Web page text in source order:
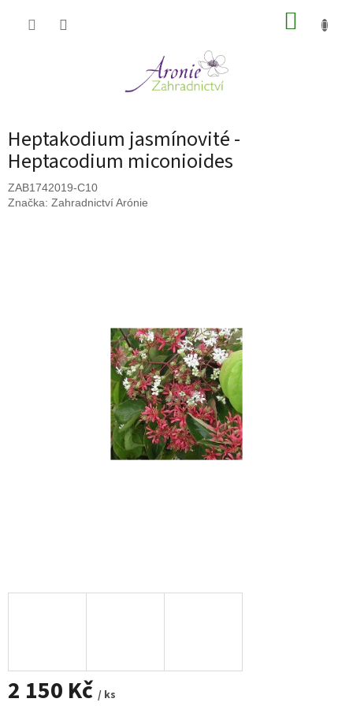
Heptakodium jasmínovité -
Heptacodium miconioides
ZAB1742019-C10
Značka: Zahradnictví Arónie
2 150 Kč / ks